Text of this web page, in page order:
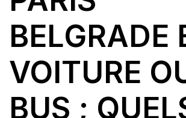
BELGRADE
VOITURE
BUS ;